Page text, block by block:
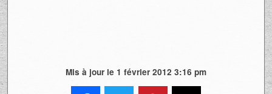
Mis à jour le 1 février 2012 3:16 pm